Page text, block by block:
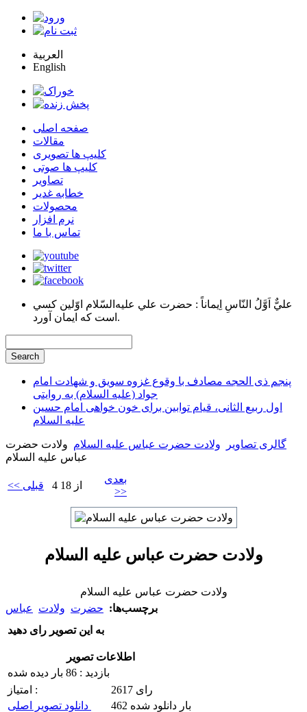
العربية
English
صفحه اصلی
مقالات
کلیپ ها تصویری
کلیپ ها صوتی
تصاویر
خطابه غدیر
محصولات
نرم افزار
تماس با ما
عليٌّ اَوَّلُ النّاسِ اِيماناً : حضرت علي عليه‌السّلام اوّلين كسي
است كه ايمان آورد.
پنجم ذی الحجه مصادف با وقوع غزوه سویق و شهادت امام
جواد (علیه السلام) به روایتی
اول ربیع الثانی، قیام توابین برای خون خواهی امام حسین
علیه السلام
گالری تصاویر ولادت حضرت عباس علیه السلام ولادت حضرت
عباس علیه السلام
<< قبلی 4 از 18
بعدی
>>
ولادت حضرت عباس علیه السلام
ولادت حضرت عباس علیه السلام
برچسب‌ها: حضرت ولادت
عباس
به این تصویر رای دهید
اطلاعات تصویر
بازدید : 86 بار دیده شده
امتیاز :
2617 رای
462 بار دانلود شده